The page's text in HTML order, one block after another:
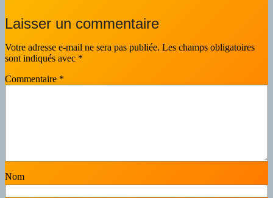
Laisser un commentaire
Votre adresse e-mail ne sera pas publiée. Les champs obligatoires
sont indiqués avec *
Commentaire *
Nom